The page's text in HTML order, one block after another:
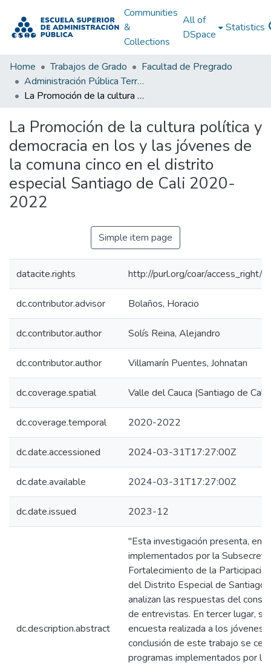
Communities
&
Collections
All of
DSpace
Statistics
Home Trabajos de Grado
Facultad de Pregrado
Administración Pública Territorial (APT)
La Promoción de la cultura política y democracia en los y las jóvenes de la comuna cinco en el distrito especial Santiago de Cali 2020-2022
La Promoción de la cultura política y
democracia en los y las jóvenes de
la comuna cinco en el distrito
especial Santiago de Cali 2020-
2022
Simple item page
datacite.rights http://purl.org/coar/access_right/
dc.contributor.advisor Bolaños, Horacio
dc.contributor.author Solís Reina, Alejandro
dc.contributor.author Villamarín Puentes, Johnatan
dc.coverage.spatial Valle del Cauca (Santiago de Cali)
dc.coverage.temporal 2020-2022
dc.date.accessioned 2024-03-31T17:27:00Z
dc.date.available 2024-03-31T17:27:00Z
dc.date.issued 2023-12
dc.description.abstract
"Esta investigación presenta, en
implementados por la
Fortalecimiento de la
del Distrito Especial de Santiago
analizan las respuestas del
de entrevistas. En tercer lugar,
encuesta realizada a los jóvenes
conclusión de este trabajo se
programas implementados por